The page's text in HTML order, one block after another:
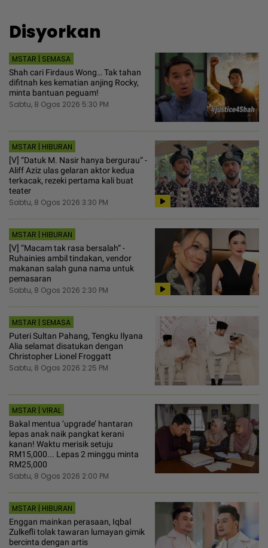
Disyorkan
MSTAR | SEMASA
Shah cari Firdaus Wong… Tak tahan
difitnah kes kematian anjing Rocky,
minta bantuan peguam!
Sabtu, 8 Ogos 2026 5:30 PM
MSTAR | HIBURAN
[V] “Datuk M. Nasir hanya bergurau“ -
Aliff Aziz ulas gelaran aktor kedua
terkacak, rezeki pertama kali buat
teater
Sabtu, 8 Ogos 2026 3:30 PM
MSTAR | HIBURAN
[V] “Macam tak rasa bersalah“ -
Ruhainies ambil tindakan, vendor
makanan salah guna nama untuk
pemasaran
Sabtu, 8 Ogos 2026 2:30 PM
MSTAR | SEMASA
Puteri Sultan Pahang, Tengku Ilyana
Alia selamat disatukan dengan
Christopher Lionel Froggatt
Sabtu, 8 Ogos 2026 2:25 PM
MSTAR | VIRAL
Bakal mentua ‘upgrade’ hantaran
lepas anak naik pangkat kerani
kanan! Waktu merisik setuju
RM15,000... Lepas 2 minggu minta
RM25,000
Sabtu, 8 Ogos 2026 2:00 PM
MSTAR | HIBURAN
Enggan mainkan perasaan, Iqbal
Zulkefli tolak tawaran lumayan gimik
bercinta dengan artis